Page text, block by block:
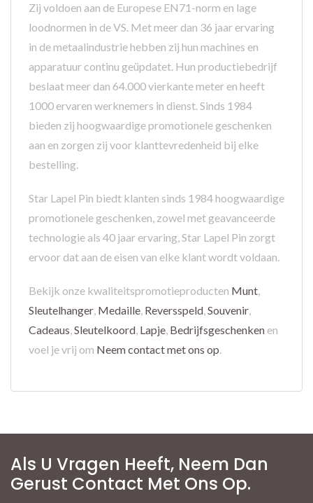
Zij voldoen aan de Europese EN71-norm en lage
loodnormen in de VS. Met meer dan 36 jaar ervaring
in de metaalindustrie hebben zij hun machines en
apparatuur continu geüpdatet. Hun productiebedrijf
beslaat meer dan 64.000 vierkante meter en heeft
1000 ervaren werknemers in dienst. Sinds 1984
bieden zij hoogwaardige promotionele geschenken
aan en zorgen zij voor klanttevredenheid bij elke
bestelling.
Star Lapel Pin biedt klanten sinds 1984 hoogwaardige
promotionele geschenken, zowel met geavanceerde
technologie als 40 jaar ervaring, Star Lapel Pin zorgt
ervoor dat aan de eisen van elke klant wordt voldaan.
Bekijk onze kwaliteitspromotieproducten Munt,
Sleutelhanger, Medaille, Reversspeld,Souvenir,
Cadeaus,Sleutelkoord, Lapje, Bedrijfsgeschenken en
voel je vrij om Neem contact met ons op.
Als U Vragen Heeft, Neem Dan
Gerust Contact Met Ons Op.